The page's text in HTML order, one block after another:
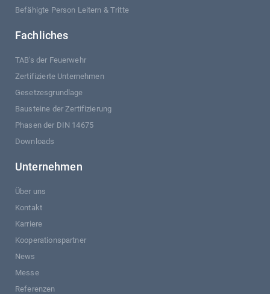
Befähigte Person Leitern & Tritte
Fachliches
TAB's der Feuerwehr
Zertifizierte Unternehmen
Gesetzesgrundlage
Bausteine der Zertifizierung
Phasen der DIN 14675
Downloads
Unternehmen
Über uns
Kontakt
Karriere
Kooperationspartner
News
Messe
Referenzen